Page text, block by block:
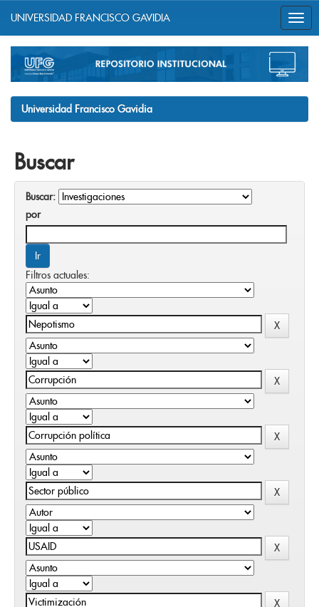
navigation
UNIVERSIDAD FRANCISCO GAVIDIA
Universidad Francisco Gavidia
Buscar
Buscar:
por
Filtros actuales: